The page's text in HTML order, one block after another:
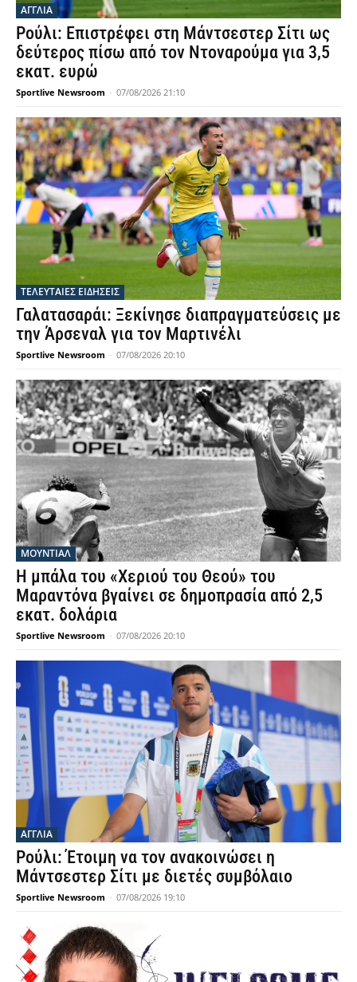
ΑΓΓΛΙΑ
Ρούλι: Επιστρέφει στη Μάντσεστερ Σίτι ως
δεύτερος πίσω από τον Ντοναρούμα για 3,5
εκατ. ευρώ
Sportlive Newsroom - 07/08/2026 21:10
ΤΕΛΕΥΤΑΙΕΣ ΕΙΔΗΣΕΙΣ
Γαλατασαράι: Ξεκίνησε διαπραγματεύσεις με
την Άρσεναλ για τον Μαρτινέλι
Sportlive Newsroom - 07/08/2026 20:10
ΜΟΥΝΤΙΆΛ
Η μπάλα του «Χεριού του Θεού» του
Μαραντόνα βγαίνει σε δημοπρασία από 2,5
εκατ. δολάρια
Sportlive Newsroom - 07/08/2026 20:10
ΑΓΓΛΙΑ
Ρούλι: Έτοιμη να τον ανακοινώσει η
Μάντσεστερ Σίτι με διετές συμβόλαιο
Sportlive Newsroom - 07/08/2026 19:10